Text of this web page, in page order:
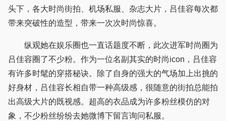
头下，各大时尚街拍、机场私服、杂志大片，吕佳容每次都
带来突破性的造型，带来一次次时尚惊喜。
纵观她在娱乐圈也一直话题度不断，此次进军时尚圈为
吕佳容圈了不少粉。作为一位名副其实的时尚icon，吕佳容
有许多时髦的穿搭秘诀。除了自身的强大的气场加上出挑的
好身材，吕佳容长相自带一种高级感，很随意的街拍总能拍
出高级大片的既视感。超高的衣品成为许多粉丝模仿的对
象，不少粉丝纷纷去她微博下留言询问私服。